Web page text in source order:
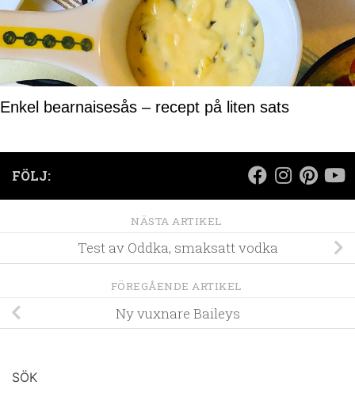
Enkel bearnaisesås – recept på liten sats
FÖLJ:
NÄSTA ARTIKEL
Test av Oddka, smaksatt vodka
FÖREGÅENDE ARTIKEL
Ny vuxnare Baileys
SÖK